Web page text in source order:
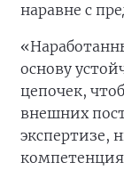
наравне с
основу
цепочек,
внешних
экспертизе,